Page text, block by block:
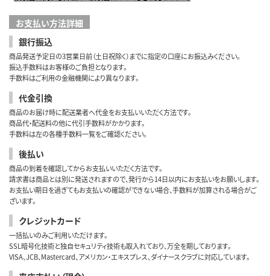
お支払い方法詳細
銀行振込
商品発送予定日の3営業日前（土日祝除く）までに指定の口座にお振込みください。
振込手数料はお客様のご負担となります。
手数料はご利用の金融機関により異なります。
代金引換
商品のお届け時に配送業者へ代金をお支払いいただく方法です。
商品代・配送料の他に代引手数料がかかります。
手数料は左の各種手数料一覧をご確認ください。
後払い
商品の到着を確認してからお支払いいただく方法です。
請求書は商品とは別に発送されますので、発行から14日以内にお支払いをお願いします。
お支払い期日を過ぎてもお支払いの確認ができない場合、手数料が加算される場合がご
ざいます。
クレジットカード
一括払いのみご利用いただけます。
SSL暗号化技術と独自セキュリティ技術も取入れており、万全を期しております。
VISA、JCB、Mastercard、アメリカン・エキスプレス、ダイナースクラブに対応しています。